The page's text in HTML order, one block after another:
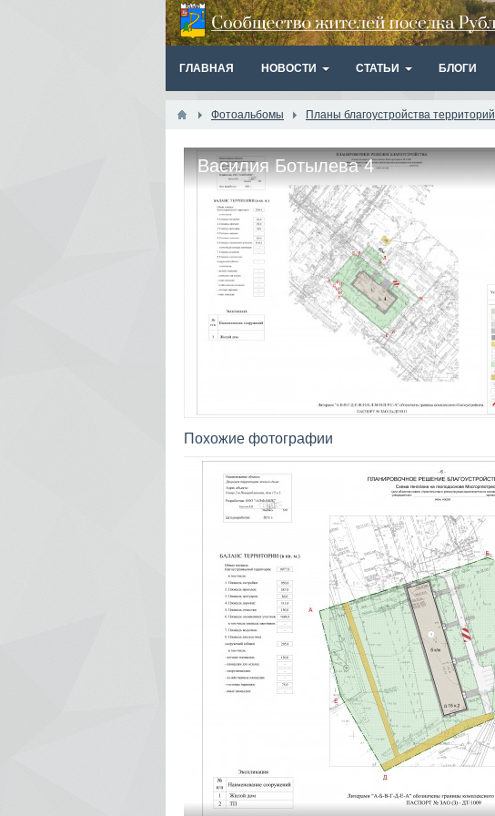
ГЛАВНАЯ НОВОСТИ СТАТЬИ БЛОГИ
Фотоальбомы Планы благоустройства территорий
Василия Ботылева 4
Похожие фотографии